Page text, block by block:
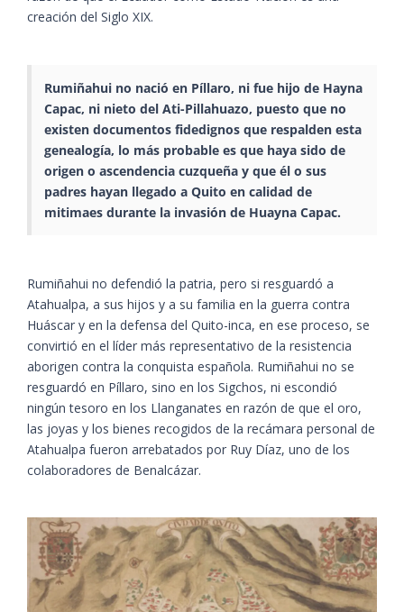
creación del Siglo XIX.
Rumiñahui no nació en Píllaro, ni fue hijo de Hayna
Capac, ni nieto del Ati-Pillahuazo, puesto que no
existen documentos fidedignos que respalden esta
genealogía, lo más probable es que haya sido de
origen o ascendencia cuzqueña y que él o sus
padres hayan llegado a Quito en calidad de
mitimaes durante la invasión de Huayna Capac.
Rumiñahui no defendió la patria, pero si resguardó a
Atahualpa, a sus hijos y a su familia en la guerra contra
Huáscar y en la defensa del Quito-inca, en ese proceso, se
convirtió en el líder más representativo de la resistencia
aborigen contra la conquista española. Rumiñahui no se
resguardó en Píllaro, sino en los Sigchos, ni escondió
ningún tesoro en los Llanganates en razón de que el oro,
las joyas y los bienes recogidos de la recámara personal de
Atahualpa fueron arrebatados por Ruy Díaz, uno de los
colaboradores de Benalcázar.